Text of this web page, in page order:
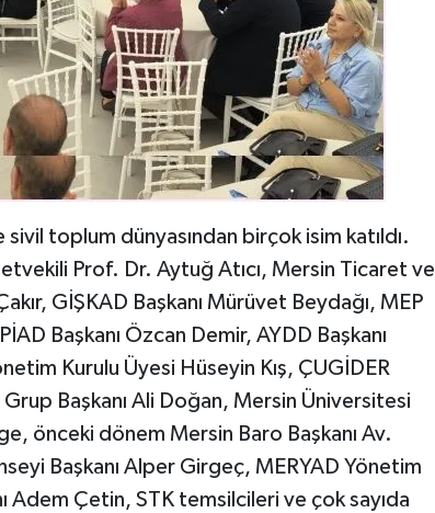
toplum dünyasından birçok isim katıldı.
Prof. Dr. Aytuğ Atıcı, Mersin Ticaret ve
GİŞKAD Başkanı Mürüvet Beydağı, MEP
Başkanı Özcan Demir, AYDD Başkanı
Kurulu Üyesi Hüseyin Kış, ÇUGİDER
Başkanı Ali Doğan, Mersin Üniversitesi
önceki dönem Mersin Baro Başkanı Av.
Başkanı Alper Girgeç, MERYAD Yönetim
Adem Çetin, STK temsilcileri ve çok sayıda